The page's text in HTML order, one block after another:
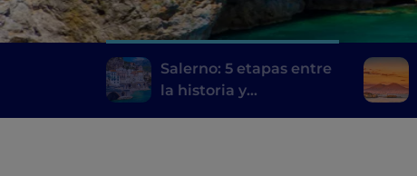
Salerno: 5 etapas entre
la historia y